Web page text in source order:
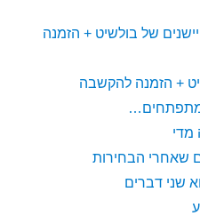
של בולשיט + הזמנה
+ הזמנה להקשבה
שאחרי הבחירות
שני דברים